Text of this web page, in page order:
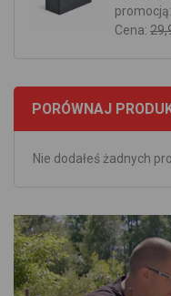
Cena:
PORÓWNAJ
Nie dodałeś żadnych